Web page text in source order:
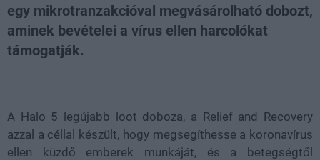
egy mikrotranzakcióval megvásárolható dobozt,
aminek bevételei a vírus ellen harcolókat
támogatják.
A Halo 5 legújabb loot doboza, a Relief and Recovery
azzal a céllal készült, hogy megsegíthesse a koronavírus
ellen küzdő emberek munkáját, és a betegségtől